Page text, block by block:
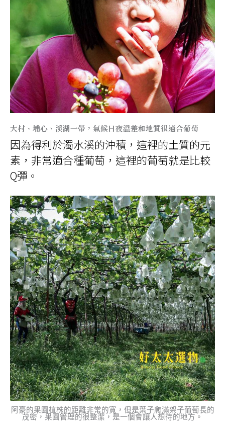
大村、埔心、溪湖一帶，氣候日夜溫差和地質很適合葡萄
因為得利於濁水溪的沖積，這裡的土質的元
素，非常適合種葡萄，這裡的葡萄就是比較
Q彈。
阿豪的果園植株的距離非常的寬，但是葉子爬滿架子葡萄長的
茂密，果園管理的很整潔，是一個會讓人想待的地方。